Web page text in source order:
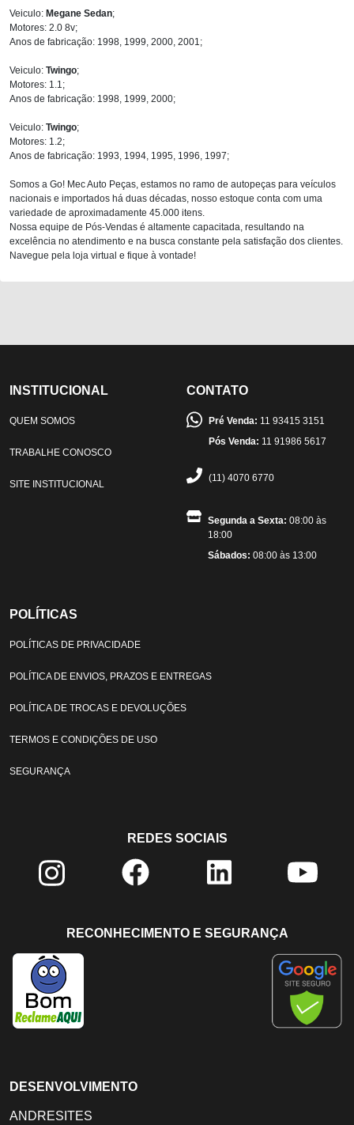
Veiculo: Megane Sedan;
Motores: 2.0 8v;
Anos de fabricação: 1998, 1999, 2000, 2001;
Veiculo: Twingo;
Motores: 1.1;
Anos de fabricação: 1998, 1999, 2000;
Veiculo: Twingo;
Motores: 1.2;
Anos de fabricação: 1993, 1994, 1995, 1996, 1997;
Somos a Go! Mec Auto Peças, estamos no ramo de autopeças para veículos
nacionais e importados há duas décadas, nosso estoque conta com uma
variedade de aproximadamente 45.000 itens.
Nossa equipe de Pós-Vendas é altamente capacitada, resultando na
excelência no atendimento e na busca constante pela satisfação dos clientes.
Navegue pela loja virtual e fique à vontade!
INSTITUCIONAL
QUEM SOMOS
TRABALHE CONOSCO
SITE INSTITUCIONAL
CONTATO
Pré Venda: 11 93415 3151
Pós Venda: 11 91986 5617
(11) 4070 6770
Segunda a Sexta: 08:00 às
18:00
Sábados: 08:00 às 13:00
POLÍTICAS
POLÍTICAS DE PRIVACIDADE
POLÍTICA DE ENVIOS, PRAZOS E ENTREGAS
POLÍTICA DE TROCAS E DEVOLUÇÕES
TERMOS E CONDIÇÕES DE USO
SEGURANÇA
REDES SOCIAIS
RECONHECIMENTO E SEGURANÇA
DESENVOLVIMENTO
ANDRESITES